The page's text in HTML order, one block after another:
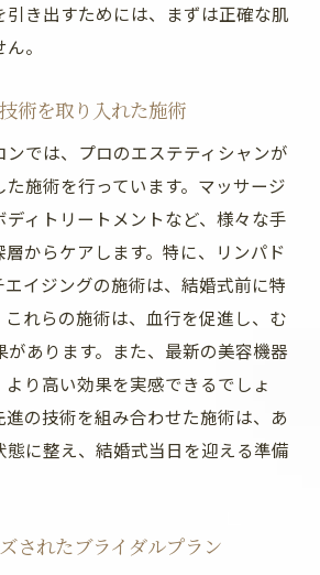
引き出すためには、まずは正確な肌
。
術を取り入れた施術
では、プロのエステティシャンが
施術を行っています。マッサージ
ィトリートメントなど、様々な手
からケアします。特に、リンパド
エイジングの施術は、結婚式前に特
これらの施術は、血行を促進し、む
があります。また、最新の美容機器
り高い効果を実感できるでしょ
進の技術を組み合わせた施術は、あ
態に整え、結婚式当日を迎える準備
されたブライダルプラン